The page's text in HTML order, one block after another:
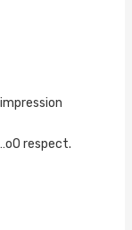
respect.